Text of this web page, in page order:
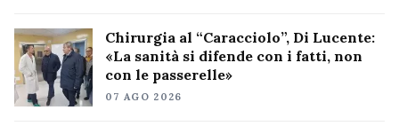
Chirurgia al “Caracciolo”, Di Lucente:
«La sanità si difende con i fatti, non
con le passerelle»
07 AGO 2026